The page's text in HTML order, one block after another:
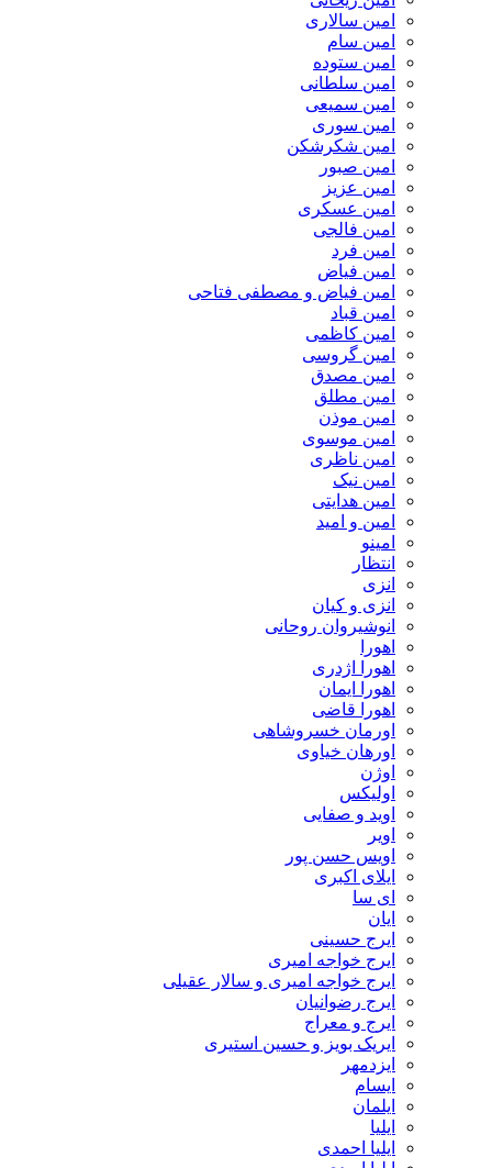
امین سالاری
امین سام
امین ستوده
امین سلطانی
امین سمیعی
امین سوری
امین شکرشکن
امین صبور
امین عزیز
امین عسکری
امین فالجی
امین فرد
امین فیاض
امین فیاض و مصطفی فتاحی
امین قباد
امین کاظمی
امین گروسی
امین مصدق
امین مطلق
امین موذن
امین موسوی
امین ناظری
امین نیک
امین هدایتی
امین و امید
امینو
انتظار
انزی
انزی و کیان
انوشیروان روحانی
اهورا
اهورا اژدری
اهورا ایمان
اهورا قاضی
اورمان خسروشاهی
اورهان خیاوی
اوژن
اولیکس
اوید و صفایی
اویر
اویس حسن پور
ايلاى اكبرى
ای سا
ایان
ایرج حسینی
ایرج خواجه امیری
ایرج خواجه امیری و سالار عقیلی
ایرج رضوانیان
ایرج و معراج
ایریک بویز و حسین استیری
ایزدمهر
ایسام
ایلمان
ایلیا
ایلیا احمدی